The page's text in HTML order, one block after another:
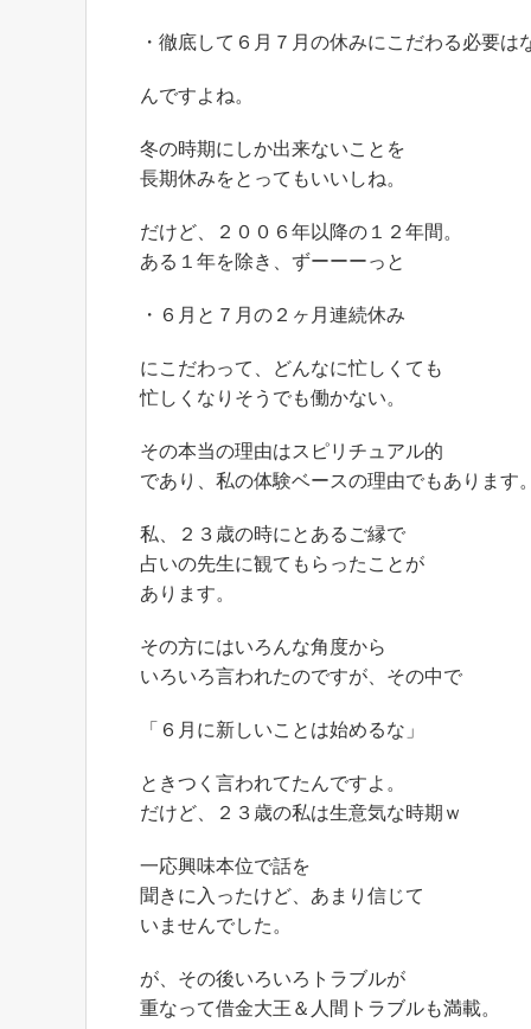
・徹底して６月７月の休みにこだわる必要は
んですよね。
冬の時期にしか出来ないことを
長期休みをとってもいいしね。
だけど、２００６年以降の１２年間。
ある１年を除き、ずーーーっと
・６月と７月の２ヶ月連続休み
にこだわって、どんなに忙しくても
忙しくなりそうでも働かない。
その本当の理由はスピリチュアル的
であり、私の体験ベースの理由でもあります
私、２３歳の時にとあるご縁で
占いの先生に観てもらったことが
あります。
その方にはいろんな角度から
いろいろ言われたのですが、その中で
「６月に新しいことは始めるな」
ときつく言われてたんですよ。
だけど、２３歳の私は生意気な時期ｗ
一応興味本位で話を
聞きに入ったけど、あまり信じて
いませんでした。
が、その後いろいろトラブルが
重なって借金大王＆人間トラブルも満載。